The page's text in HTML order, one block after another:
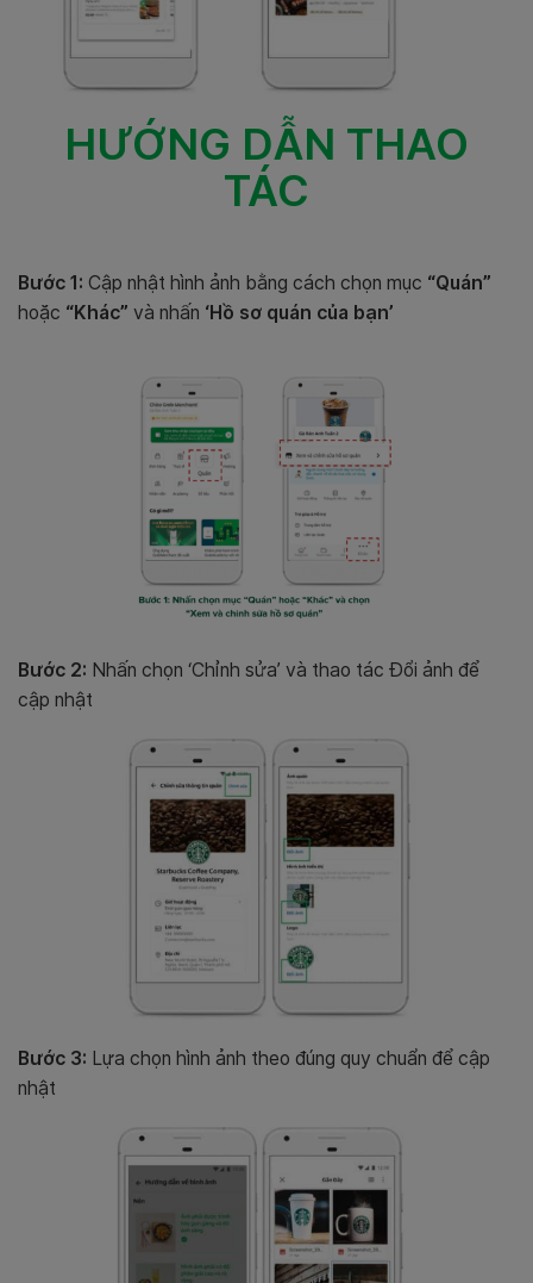
HƯỚNG DẪN THAO
TÁC
Bước 1: Cập nhật hình ảnh bằng cách chọn mục “Quán”
hoặc “Khác” và nhấn ‘Hồ sơ quán của bạn’
Bước 2: Nhấn chọn ‘Chỉnh sửa’ và thao tác Đổi ảnh để
cập nhật
Bước 3: Lựa chọn hình ảnh theo đúng quy chuẩn để cập
nhật